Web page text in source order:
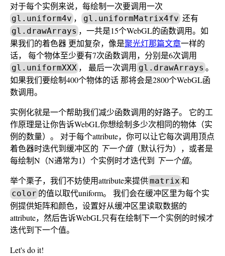
对于每个实例来说，每绘制一次要调用一次
gl.uniform4v ， gl.uniformMatrix4fv还有
gl.drawArrays ，一共是15个WebGL的函数调用。如
果我们的着色器 更加复杂，像是聚光灯那篇文章一样的
话， 每个物体至少要有7次函数调用，分别是6次调用
gl.uniformXXX ， 最后一次调用 gl.drawArrays 。
如果我们要绘制400个物体的话 那将会是2800个WebGL函
数调用。
实例化就是一个帮助我们减少函数调用的好路子。 它的工
作原理是让你告诉WebGL你想绘制多少次相同的物体（实
例的数量）。 对于每个attribute，你可以让它每次调用顶点
着色器时迭代到缓冲区的 下一个值（默认行为），或者是
每绘制N（N通常为1）个实例时才迭代到 下一个值。
举个栗子，我们不妨使用attribute来提供matrix 和
color 的值以取代uniform。 我们会在缓冲区里为每个实
例提供矩阵和颜色，设置好从缓冲区里读取数据的
attribute，然后告诉WebGL只有在绘制下一个实例的时候才
迭代到下一个值。
Let's do it!